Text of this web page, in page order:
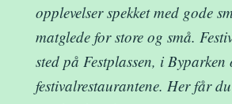
opplevelser spekket med gode
matglede for store og små.
sted på Festplassen, i
festivalrestaurantene. Her får